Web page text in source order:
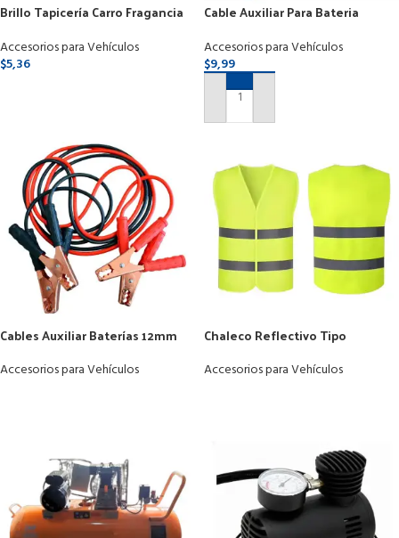
Brillo Tapicería Carro Fragancia
Accesorios para Vehículos
$5,36
Cable Auxiliar Para Bateria
Accesorios para Vehículos
$9,99
AÑADIR AL CARRITO
Cables Auxiliar Baterías 12mm
Accesorios para Vehículos
Chaleco Reflectivo Tipo
Cierre
Accesorios para Vehículos